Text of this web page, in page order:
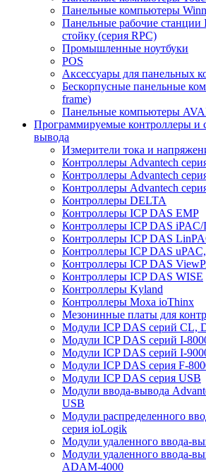
Панельные компьютеры
Панельные рабочие
стойку (серия RPC)
Промышленные ноутбуки
POS
Аксессуары для панельных
Бескорпусные панельные
frame)
Панельные компьютеры
Программируемые контроллеры и
вывода
Измерители тока и
Контроллеры Advantech
Контроллеры Advantech
Контроллеры Advantech
Контроллеры DELTA
Контроллеры ICP DAS EMP
Контроллеры ICP DAS iPAC/
Контроллеры ICP DAS
Контроллеры ICP DAS
Контроллеры ICP DAS
Контроллеры ICP DAS WISE
Контроллеры Kyland
Контроллеры Moxa ioThinx
Мезонинные платы для
Модули ICP DAS серий CL,
Модули ICP DAS серий I-
Модули ICP DAS серий I-
Модули ICP DAS серия F-
Модули ICP DAS серия USB
Модули ввода-вывода
USB
Модули распределенного
серия ioLogik
Модули удаленного ввода-
Модули удаленного ввода-
ADAM-4000